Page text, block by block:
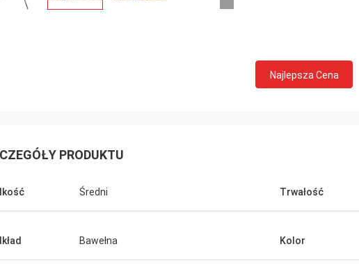
Najlepsza Cena
PRODUKTU
Średni Trwałość
Bawełna Kolor